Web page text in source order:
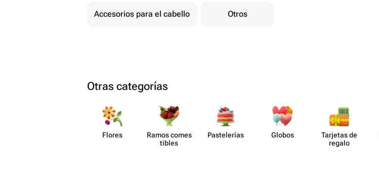
Accesorios para el cabello Otros
Otras categorías
Flores
Ramos comes​
tibles
Paste​lerías Globos
Tarjetas de
regalo